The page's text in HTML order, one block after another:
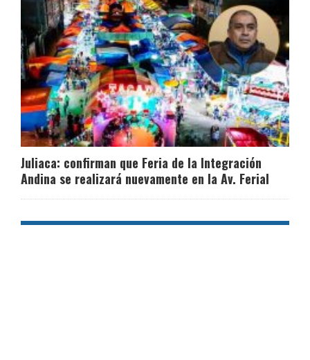
Juliaca: confirman que Feria de la Integración
Andina se realizará nuevamente en la Av. Ferial